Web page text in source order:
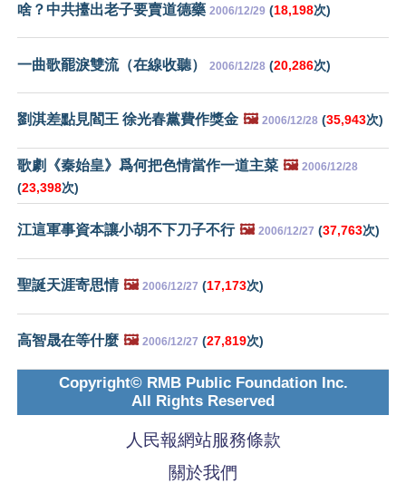
啥？中共擡出老子要賣道德藥 2006/12/29 (18,198次)
一曲歌罷淚雙流（在線收聽） 2006/12/28 (20,286次)
劉淇差點見閻王 徐光春黨費作獎金 🖼️ 2006/12/28 (35,943次)
歌劇《秦始皇》爲何把色情當作一道主菜 🖼️ 2006/12/28
(23,398次)
江這軍事資本讓小胡不下刀子不行 🖼️ 2006/12/27 (37,763次)
聖誕天涯寄思情 🖼️ 2006/12/27 (17,173次)
高智晟在等什麼 🖼️ 2006/12/27 (27,819次)
Copyright© RMB Public Foundation Inc.
All Rights Reserved
人民報網站服務條款
關於我們